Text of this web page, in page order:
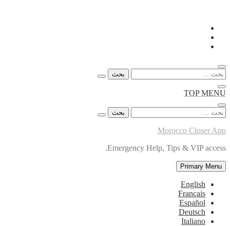
Skip
content
البحث
TOP MENU
البحث
Morocco Closer App
Emergency Help, Tips & VIP access.
Primary Menu
English
Français
Español
Deutsch
Italiano